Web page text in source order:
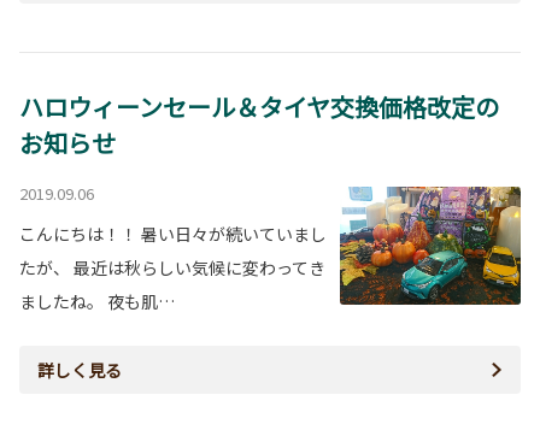
ハロウィーンセール＆タイヤ交換価格改定の
お知らせ
2019.09.06
こんにちは！！ 暑い日々が続いていまし
たが、 最近は秋らしい気候に変わってき
ましたね。 夜も肌…
詳しく見る